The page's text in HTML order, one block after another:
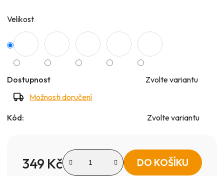
Velikost
Dostupnost
Zvolte variantu
Možnosti doručení
Kód: Zvolte variantu
349 Kč DO KOŠÍKU
z
hvězdiček.